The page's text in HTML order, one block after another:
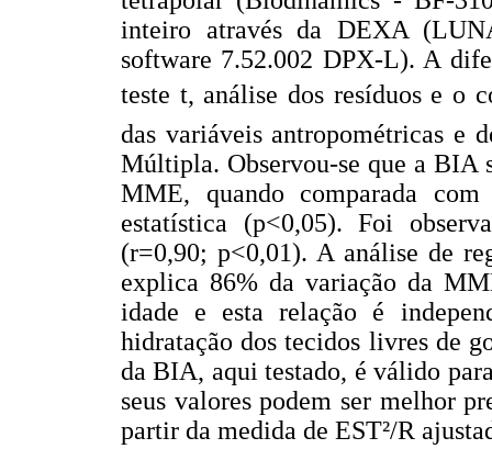
inteiro através da DEXA
software 7.52.002 DPX-L). A
teste t, análise dos resíduos e
das variáveis antropométricas e
Múltipla. Observou-se que a BIA
MME, quando comparada
estatística (p<0,05). Foi
(r=0,90; p<0,01). A análise de
explica 86% da variação da
idade e esta relação é
hidratação dos tecidos livres de
da BIA, aqui testado, é válido
seus valores podem ser melhor
partir da medida de EST²/R